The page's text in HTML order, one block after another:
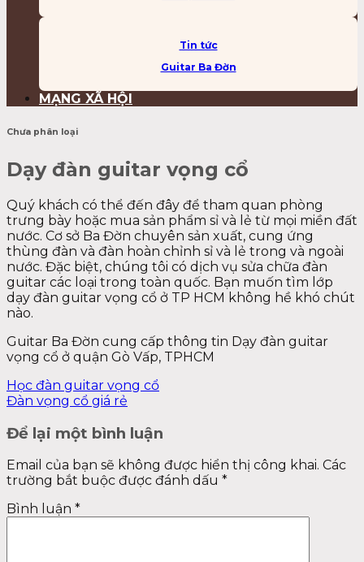
Tin tức
Guitar Ba Đờn
MẠNG XÃ HỘI
Chưa phân loại
Dạy đàn guitar vọng cổ
Quý khách có thể đến đây để tham quan phòng
trưng bày hoặc mua sản phẩm sỉ và lẻ từ mọi miền đất
nước. Cơ sở Ba Đờn chuyên sản xuất, cung ứng
thùng đàn và đàn hoàn chỉnh sỉ và lẻ trong và ngoài
nước. Đặc biệt, chúng tôi có dịch vụ sửa chữa đàn
guitar các loại trong toàn quốc. Bạn muốn tìm lớp
dạy đàn guitar vọng cổ ở TP HCM không hề khó chút
nào.
Guitar Ba Đờn cung cấp thông tin Dạy đàn guitar
vọng cổ ở quận Gò Vấp, TPHCM
Học đàn guitar vọng cổ
Đàn vọng cổ giá rẻ
Để lại một bình luận
Email của bạn sẽ không được hiển thị công khai. Các
trường bắt buộc được đánh dấu *
Bình luận *